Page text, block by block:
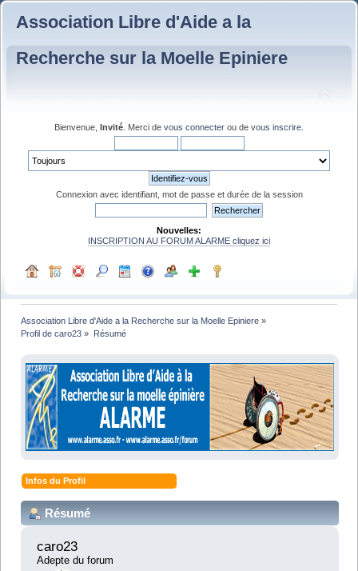
Association Libre d'Aide a la
Recherche sur la Moelle Epiniere
Bienvenue, Invité . Merci de vous connecter ou de vous inscrire
Connexion avec identifiant, mot de passe et durée de la session
Nouvelles:
INSCRIPTION AU FORUM ALARME cliquez ici
Association Libre d'Aide a la Recherche sur la Moelle Epiniere »
Profil de caro23 » Résumé
Infos du Profil
Résumé
caro23
Adepte du forum